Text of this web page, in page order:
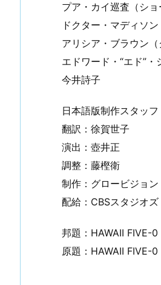
プア・カイ巡査（シ
ドクター・マディソ
アリシア・ブラウン
エドワード・“エド”
今井詩子
日本語版制作スタッフ
翻訳：徐賀世子
演出：壺井正
調整：藤樫衛
制作：グロービジョン
配給：CBSスタジオ
邦題：HAWAII FIVE-
原題：HAWAII FIVE-